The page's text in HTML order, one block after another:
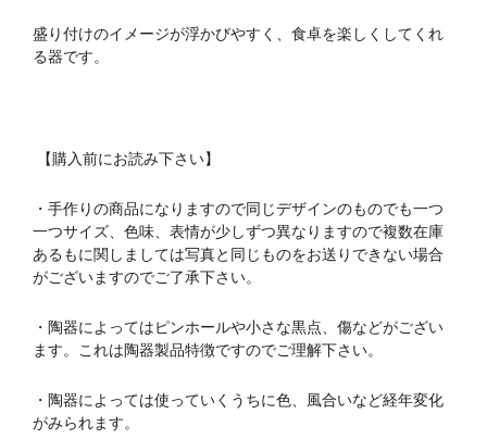
盛り付けのイメージが浮かびやすく、食卓を楽しくしてくれ
る器です。
【購入前にお読み下さい】
・手作りの商品になりますので同じデザインのものでも一つ
一つサイズ、色味、表情が少しずつ異なりますので複数在庫
あるもに関しましては写真と同じものをお送りできない場合
がございますのでご了承下さい。
・陶器によってはピンホールや小さな黒点、傷などがござい
ます。これは陶器製品特徴ですのでご理解下さい。
・陶器によっては使っていくうちに色、風合いなど経年変化
がみられます。